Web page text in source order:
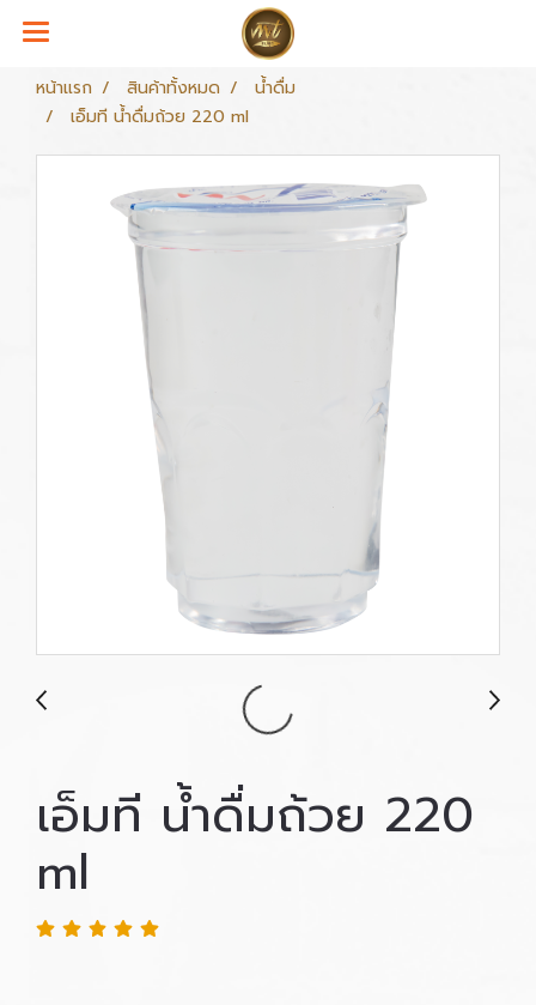
หน้าแรก สินค้าทั้งหมด
น้ำดื่ม
เอ็มที น้ำดื่มถ้วย 220 ml
เอ็มที น้ำดื่มถ้วย 220
ml